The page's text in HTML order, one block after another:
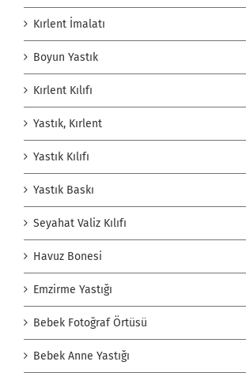
Kırlent İmalatı
Boyun Yastık
Kırlent Kılıfı
Yastık, Kırlent
Yastık Kılıfı
Yastık Baskı
Seyahat Valiz Kılıfı
Havuz Bonesi
Emzirme Yastığı
Bebek Fotoğraf Örtüsü
Bebek Anne Yastığı